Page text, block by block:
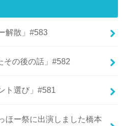
解散」#583
その後の話」#582
ト選び」#581
ほー祭に出演しました橋本